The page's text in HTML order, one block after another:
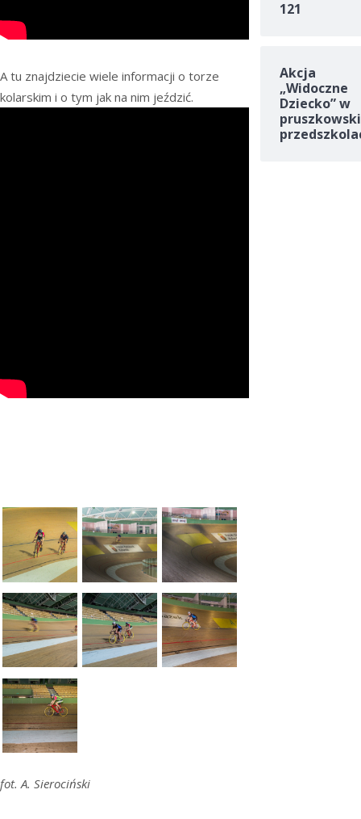
A tu znajdziecie wiele informacji o torze
kolarskim i o tym jak na nim jeździć.
fot. A. Sierociński
121
Akcja
„Widoczne
Dziecko” w